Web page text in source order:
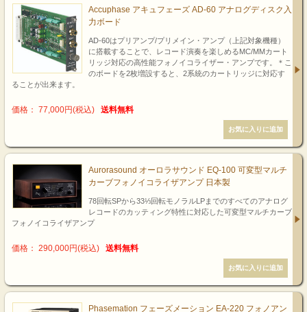
Accuphase アキュフェーズ AD-60 アナログディスク入
力ボード
AD-60はプリアンプ/プリメイン・アンプ（上記対象機種）
に搭載することで、レコード演奏を楽しめるMC/MMカート
リッジ対応の高性能フォノイコライザー・アンプです。＊こ
のボードを2枚増設すると、2系統のカートリッジに対応す
ることが出来ます。
価格： 77,000円(税込) 送料無料
Aurorasound オーロラサウンド EQ-100 可変型マルチ
カーブフォノイコライザアンプ 日本製
78回転SPから33⅓回転モノラルLPまでのすべてのアナログ
レコードのカッティング特性に対応した可変型マルチカーブ
フォノイコライザアンプ
価格： 290,000円(税込) 送料無料
Phasemation フェーズメーション EA-220 フォノアン